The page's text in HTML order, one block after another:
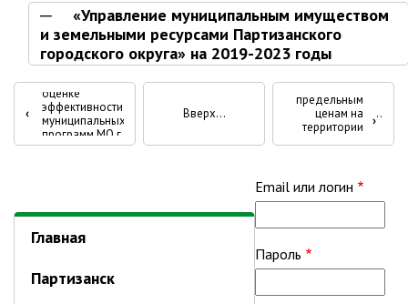
Капитальный ремонт
Схема
теплоснабжения,водоснабжения.
Программа комплексного
коммун.инфраструктуры
Подготовка к отопительному
Информирование граждан
Административно-хозяйственное
«Управление муниципальным имуществом
и земельными ресурсами Партизанского
городского округа» на 2019-2023 годы
Перекрёстные
ссылки
Архив
муниципальных
‹
Отчет о ходе
реализации и
оценке
эффективности
муниципальных
программ МО г.
Партизанск за
Вверх
«Организация
обеспечения
населения
топливом по
предельным
ценам на
территории
(Актуальная
редакция)
›
Главная
Партизанск
Email или логин
Пароль